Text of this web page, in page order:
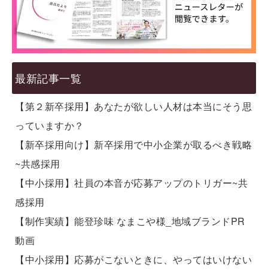
最新記事一覧
【第２新卒採用】あなたが欲しい人材は本当にそう思
っていますか？
【新卒採用向け】新卒採用で中小企業が取るべき戦略
~共感採用
【中小採用】社員の本音が応募アップのトリガー~共
感採用
【制作実績】能登珍味 なまこや様_地域ブランドPR
動画
【中小採用】応募がこないときに、やってはいけない